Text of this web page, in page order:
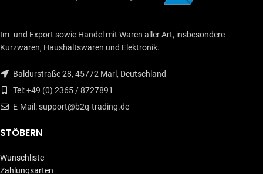
Im- und Export sowie Handel mit Waren aller Art, insbesondere
Kurzwaren, Haushaltswaren und Elektronik.
Baldurstraße 28, 45772 Marl, Deutschland
Tel: +49 (0) 2365 / 8727891
E-Mail: support@b2q-trading.de
STÖBERN
Wunschliste
Zahlungsarten